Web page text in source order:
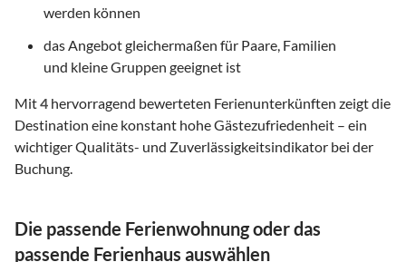
werden können
das Angebot gleichermaßen für Paare, Familien
und kleine Gruppen geeignet ist
Mit4 hervorragend bewerteten Ferienunterkünften zeigt die
Destination eine konstant hohe Gästezufriedenheit – ein
wichtiger Qualitäts- und Zuverlässigkeitsindikator bei der
Buchung.
Die passende Ferienwohnung oder das
passende Ferienhaus auswählen